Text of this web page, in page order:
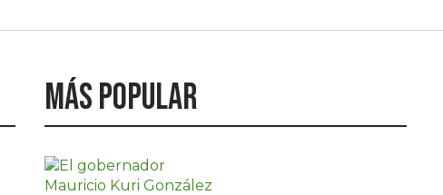
Más popular